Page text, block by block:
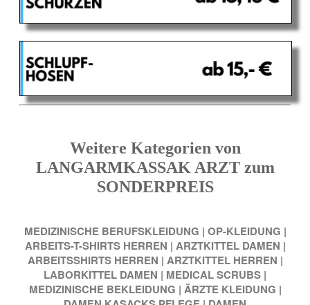
Weitere Kategorien von
LANGARMKASSAK ARZT zum
SONDERPREIS
MEDIZINISCHE BERUFSKLEIDUNG | OP-KLEIDUNG |
ARBEITS-T-SHIRTS HERREN | ARZTKITTEL DAMEN |
ARBEITSSHIRTS HERREN | ARZTKITTEL HERREN |
LABORKITTEL DAMEN | MEDICAL SCRUBS |
MEDIZINISCHE BEKLEIDUNG | ÄRZTE KLEIDUNG |